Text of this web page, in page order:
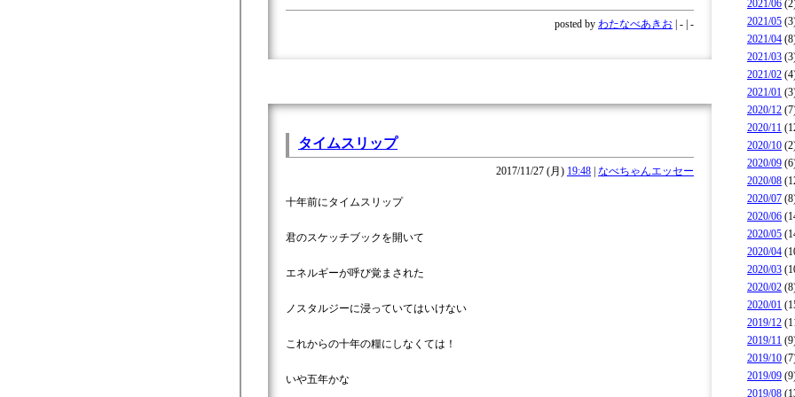
posted by わたなべあきお | - | -
タイムスリップ
2017/11/27 (月) 19:48 | なべちゃんエッセー
十年前にタイムスリップ
君のスケッチブックを開いて
エネルギーが呼び覚まされた
ノスタルジーに浸っていてはいけない
これからの十年の糧にしなくては！
いや五年かな
2021/06
2021/05
2021/04
2021/03
2021/02
2021/01
2020/12
2020/11
2020/10
2020/09
2020/08
2020/07
2020/06
2020/05
2020/04
2020/03
2020/02
2020/01
2019/12
2019/11
2019/10
2019/09
2019/08